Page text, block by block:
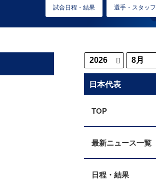
試合日程・結果 選手・スタッフ
日本代表
TOP
最新ニュース一覧
日程・結果